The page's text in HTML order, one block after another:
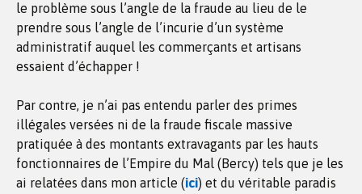
le problème sous l’angle de la fraude au lieu de le
prendre sous l’angle de l’incurie d’un système
administratif auquel les commerçants et artisans
essaient d’échapper !
Par contre, je n’ai pas entendu parler des primes
illégales versées ni de la fraude fiscale massive
pratiquée à des montants extravagants par les hauts
fonctionnaires de l’Empire du Mal (Bercy) tels que je les
ai relatées dans mon article (ici) et du véritable paradis